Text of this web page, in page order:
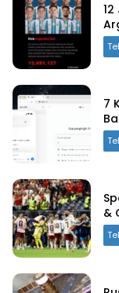
7
&